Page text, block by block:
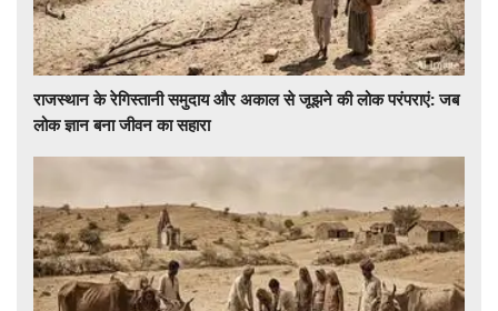
राजस्थान के रेगिस्तानी समुदाय और अकाल से जूझने की लोक परंपराएं: जब
लोक ज्ञान बना जीवन का सहारा